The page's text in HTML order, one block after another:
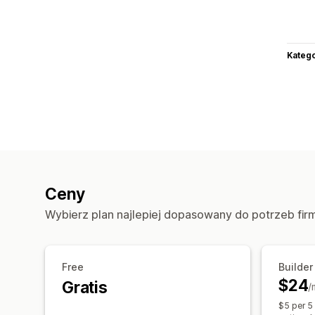
Ceny
Wybierz plan najlepiej dopasowany do potrzeb
Free
Gratis
Builder
$24/
$5 per 5